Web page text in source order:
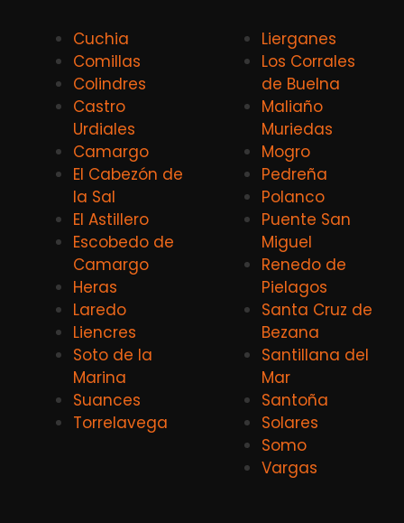
Cuchia
Comillas
Colindres
Castro
Urdiales
Camargo
El Cabezón de
la Sal
El Astillero
Escobedo de
Camargo
Heras
Laredo
Liencres
Soto de la
Marina
Suances
Torrelavega
Lierganes
Los Corrales
de Buelna
Maliaño
Muriedas
Mogro
Pedreña
Polanco
Puente San
Miguel
Renedo de
Pielagos
Santa Cruz de
Bezana
Santillana del
Mar
Santoña
Solares
Somo
Vargas